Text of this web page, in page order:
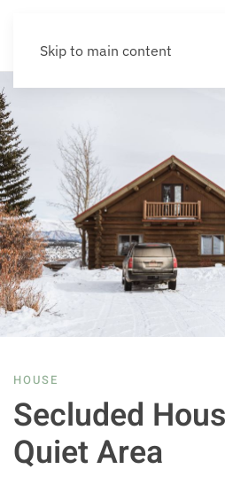
Skip to main content
HOUSE
Secluded
Quiet Area